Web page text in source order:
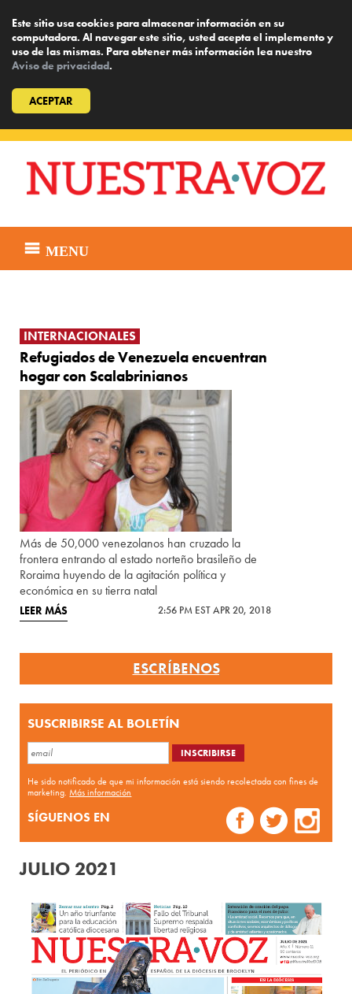
Este sitio usa cookies para almacenar información en su
computadora. Al navegar este sitio, usted acepta el implemento y
uso de las mismas. Para obtener más información lea nuestro
Aviso de privacidad.
ACEPTAR
content
MENU
INTERNACIONALES
Refugiados de Venezuela encuentran
hogar con Scalabrinianos
Más de 50,000 venezolanos han cruzado la
frontera entrando al estado norteño brasileño de
Roraima huyendo de la agitación política y
económica en su tierra natal
LEER MÁS 2:56 PM EST APR 20, 2018
ESCRÍBENOS
SUSCRIBIRSE AL BOLETÍN
He sido notificado de que mi información está siendo recolectada con fines de
marketing.Más información
SÍGUENOS EN
JULIO 2021